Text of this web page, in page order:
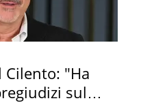
Cilento: "Ha
sul